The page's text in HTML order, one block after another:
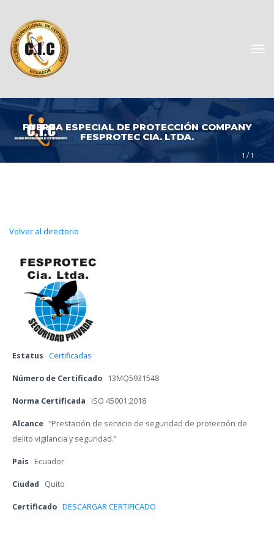
1 / 1
FUERZA ESPECIAL DE PROTECCIÓN COMPANY
FESPROTEC CIA. LTDA.
Volver al directorio
Estatu Certificada
Número de Certificado 13MQ5931548
Norma Certificada ISO 45001:2018
Alcance “Prestación de servicio de seguridad de protección de
delito vigilancia y seguridad.”
Pai Ecuador
Ciudad Quito
Certificado DESCARGAR CERTIFICADO